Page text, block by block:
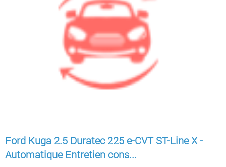
Ford Kuga 2.5 Duratec 225 e-CVT ST-Line X -
Automatique Entretien cons...